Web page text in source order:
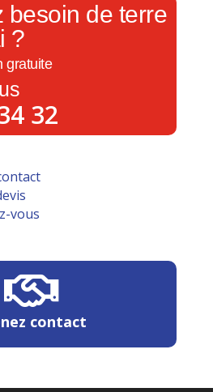
besoin de terre
?
gratuite
32
vous
contact